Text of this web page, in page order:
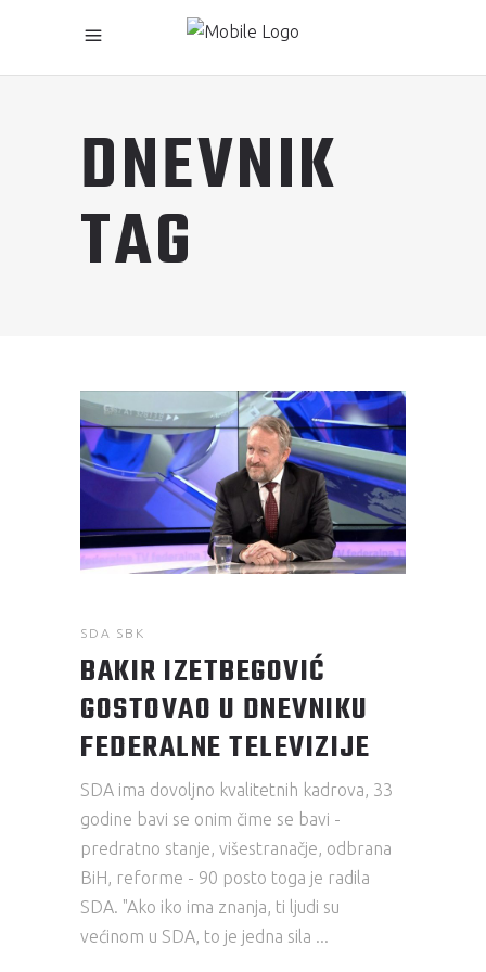
DNEVNIK
TAG
SDA SBK
BAKIR IZETBEGOVIĆ
GOSTOVAO U DNEVNIKU
FEDERALNE TELEVIZIJE
SDA ima dovoljno kvalitetnih kadrova, 33
godine bavi se onim čime se bavi -
predratno stanje, višestranačje, odbrana
BiH, reforme - 90 posto toga je radila
SDA. "Ako iko ima znanja, ti ljudi su
većinom u SDA, to je jedna sila